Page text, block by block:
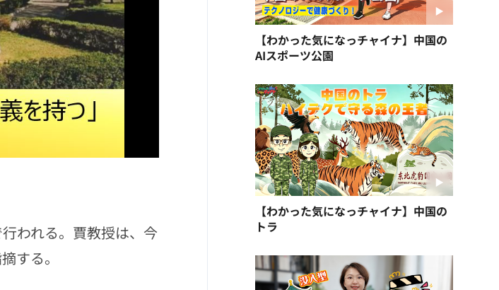
われる。賈教授は、今
する。
【わかった気になっチャイナ】中国の
AIスポーツ公園
【わかった気になっチャイナ】中国の
トラ